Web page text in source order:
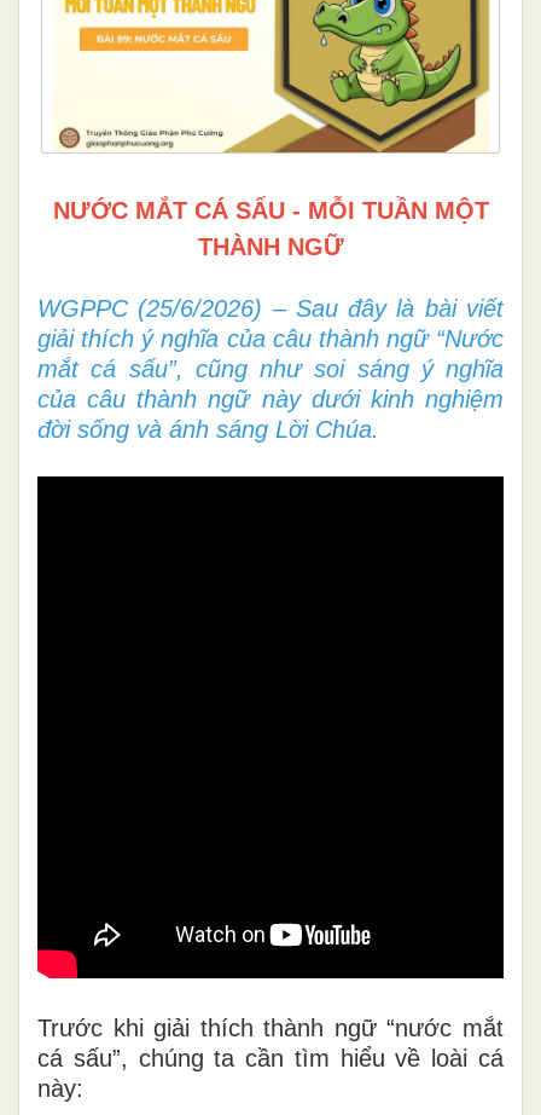
NƯỚC MẮT CÁ SẤU - MỖI TUẦN MỘT
THÀNH NGỮ
WGPPC (25/6/2026) – Sau đây là bài viết
giải thích ý nghĩa của câu thành ngữ “Nước
mắt cá sấu”, cũng như soi sáng ý nghĩa
của câu thành ngữ này dưới kinh nghiệm
đời sống và ánh sáng Lời Chúa.
Trước khi giải thích thành ngữ “nước mắt
cá sấu”, chúng ta cần tìm hiểu về loài cá
này: